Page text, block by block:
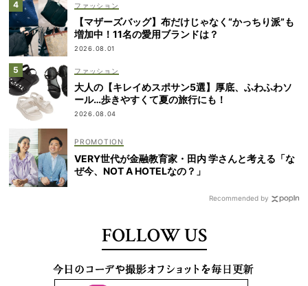
ファッション
【マザーズバッグ】布だけじゃなく“かっちり派”も
増加中！11名の愛用ブランドは？
2026.08.01
ファッション
大人の【キレイめスポサン5選】厚底、ふわふわソ
ール…歩きやすくて夏の旅行にも！
2026.08.04
VERY世代が金融教育家・田内 学さんと考える「な
ぜ今、NOT A HOTELなの？」
Recommended by
FOLLOW US